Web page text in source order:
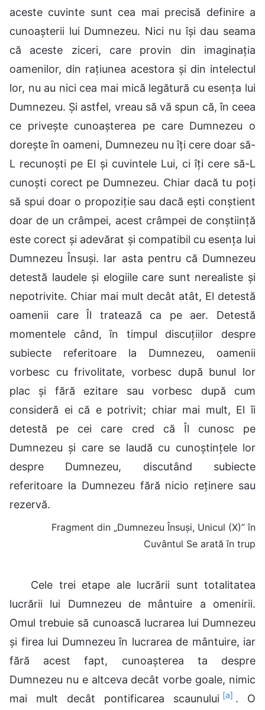
aceste cuvinte sunt cea mai precisă definire a
cunoașterii lui Dumnezeu. Nici nu își dau seama
că aceste ziceri, care provin din imaginația
oamenilor, din rațiunea acestora și din intelectul
lor, nu au nici cea mai mică legătură cu esența lui
Dumnezeu. Și astfel, vreau să vă spun că, în ceea
ce privește cunoașterea pe care Dumnezeu o
dorește în oameni, Dumnezeu nu îți cere doar să-
L recunoști pe El și cuvintele Lui, ci îți cere să-L
cunoști corect pe Dumnezeu. Chiar dacă tu poți
să spui doar o propoziție sau dacă ești conștient
doar de un crâmpei, acest crâmpei de conștiință
este corect și adevărat și compatibil cu esența lui
Dumnezeu Însuși. Iar asta pentru că Dumnezeu
detestă laudele și elogiile care sunt nerealiste și
nepotrivite. Chiar mai mult decât atât, El detestă
oamenii care Îl tratează ca pe aer. Detestă
momentele când, în timpul discuțiilor despre
subiecte referitoare la Dumnezeu, oamenii
vorbesc cu frivolitate, vorbesc după bunul lor
plac și fără ezitare sau vorbesc după cum
consideră ei că e potrivit; chiar mai mult, El îi
detestă pe cei care cred că Îl cunosc pe
Dumnezeu și care se laudă cu cunoștințele lor
despre Dumnezeu, discutând subiecte
referitoare la Dumnezeu fără nicio reținere sau
rezervă.
Fragment din „Dumnezeu Însuși, Unicul (X)” în
Cuvântul Se arată în trup
Cele trei etape ale lucrării sunt totalitatea
lucrării lui Dumnezeu de mântuire a omenirii.
Omul trebuie să cunoască lucrarea lui Dumnezeu
și firea lui Dumnezeu în lucrarea de mântuire, iar
fără acest fapt, cunoașterea ta despre
Dumnezeu nu e altceva decât vorbe goale, nimic
mai mult decât pontificarea scaunului [a] . O